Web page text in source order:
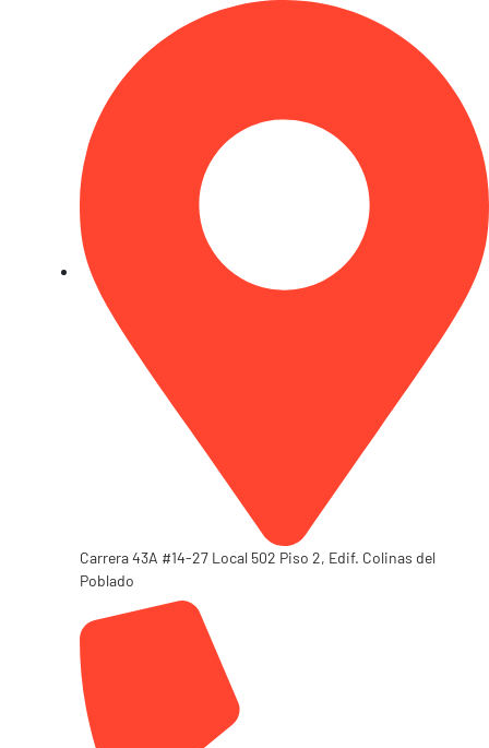
Carrera 43A #14-27 Local 502 Piso 2, Edif. Colinas del
Poblado